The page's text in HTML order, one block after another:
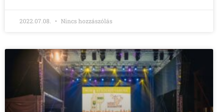
2022.07.08. Nincs hozzászólás